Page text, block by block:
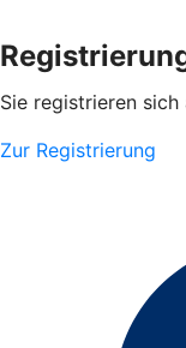
Sie registrieren
Zur Registrierung